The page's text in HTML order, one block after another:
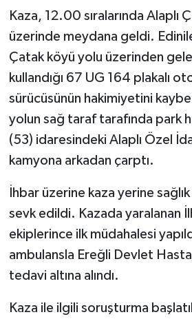
Kaza, 12.00 sıralarında Alaplı
üzerinde meydana geldi.
Çatak köyü yolu üzerinden
kullandığı 67 UG 164 plakalı
sürücüsünün hakimiyetini
yolun sağ taraf tarafında park
(53) idaresindeki Alaplı Özel
kamyona arkadan çarptı.
İhbar üzerine kaza yerine
sevk edildi. Kazada yaralanan
ekiplerince ilk müdahalesi
ambulansla Ereğli Devlet
tedavi altına alındı.
Kaza ile ilgili soruşturma